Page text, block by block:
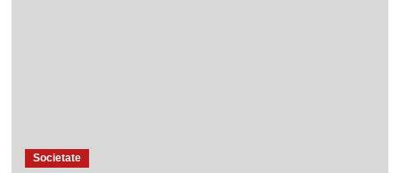
Societate